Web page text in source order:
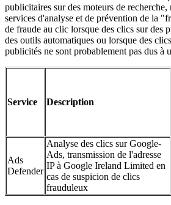
publicitaires sur des moteurs de
services d'analyse et de prévention de la
de fraude au clic lorsque des clics sur des
des outils automatiques ou lorsque des
publicités ne sont probablement pas dus à
Service Description
Ads
Defender
Analyse des clics sur Google-
Ads, transmission de l'adresse
IP à Google Ireland Limited en
cas de suspicion de clics
frauduleux